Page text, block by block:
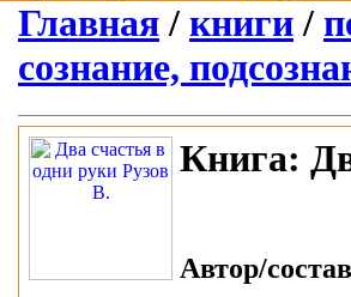
Главная / книги /
сознание,
Книга:
Автор/